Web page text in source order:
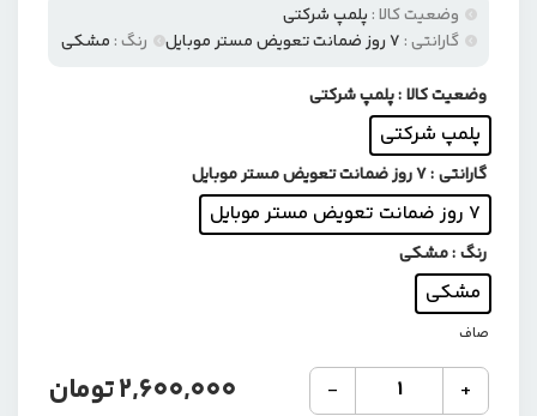
وضعیت کالا : پلمپ شرکتی
گارانتی : ۷ روز ضمانت تعویض مستر موبایل رنگ : مشکی
وضعیت کالا: پلمپ شرکتی
پلمپ شرکتی
گارانتی: ۷ روز ضمانت تعویض مستر موبایل
۷ روز ضمانت تعویض مستر موبایل
رنگ: مشکی
مشکی
صاف
+
ماوس
با
-
2,600,000تومان